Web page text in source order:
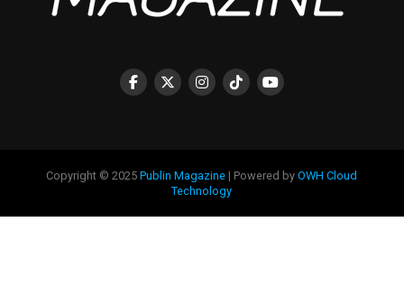
Copyright © 2025Publin Magazine | Powered byOWH Cloud
Technology